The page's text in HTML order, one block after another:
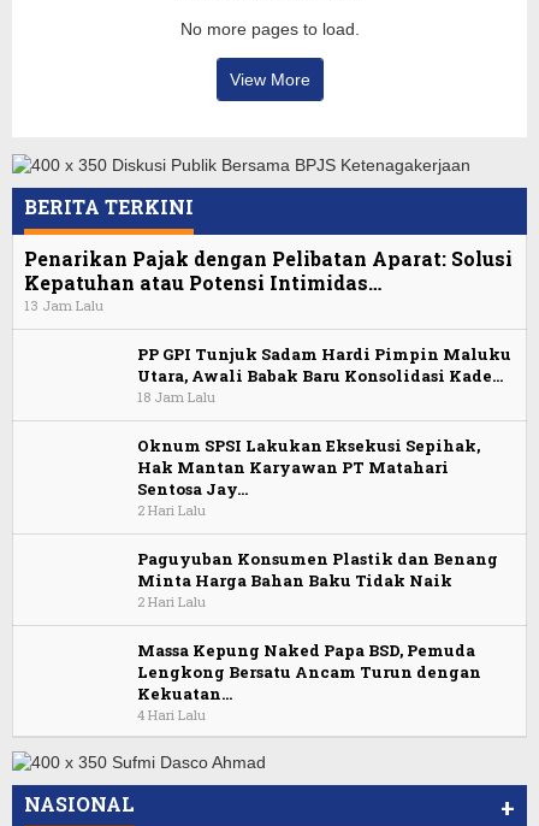
No more pages to load.
View More
BERITA TERKINI
Penarikan Pajak dengan Pelibatan Aparat: Solusi
Kepatuhan atau Potensi Intimidas…
13 Jam Lalu
PP GPI Tunjuk Sadam Hardi Pimpin Maluku
Utara, Awali Babak Baru Konsolidasi Kade…
18 Jam Lalu
Oknum SPSI Lakukan Eksekusi Sepihak,
Hak Mantan Karyawan PT Matahari
Sentosa Jay…
2 Hari Lalu
Paguyuban Konsumen Plastik dan Benang
Minta Harga Bahan Baku Tidak Naik
2 Hari Lalu
Massa Kepung Naked Papa BSD, Pemuda
Lengkong Bersatu Ancam Turun dengan
Kekuatan…
4 Hari Lalu
NASIONAL +